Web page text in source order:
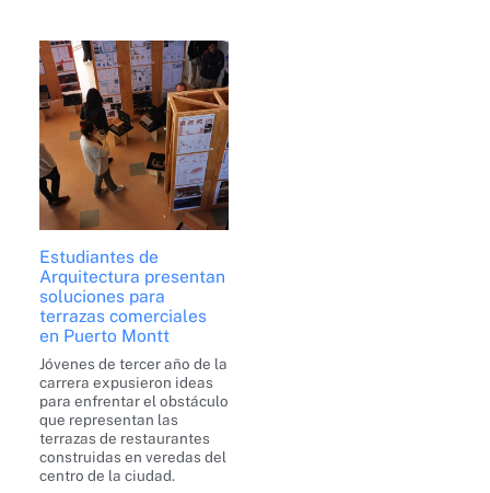
Estudiantes de
Arquitectura presentan
soluciones para
terrazas comerciales
en Puerto Montt
Jóvenes de tercer año de la
carrera expusieron ideas
para enfrentar el obstáculo
que representan las
terrazas de restaurantes
construidas en veredas del
centro de la ciudad.